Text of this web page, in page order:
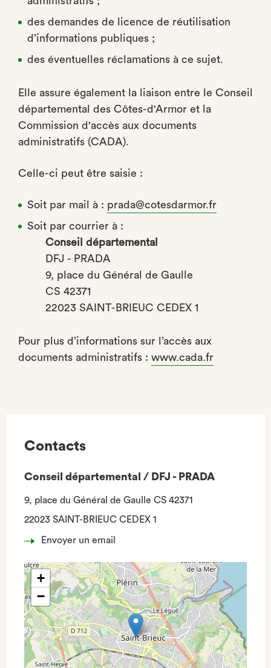
des demandes de licence de réutilisation
d’informations publiques ;
des éventuelles réclamations à ce sujet.
Elle assure également la liaison entre le Conseil
départemental des Côtes-d'Armor et la
Commission d'accès aux documents
administratifs (CADA).
Celle-ci peut être saisie :
Soit par mail à : prada@cotesdarmor.fr
Soit par courrier à :
Conseil départemental
DFJ - PRADA
9, place du Général de Gaulle
CS 42371
22023 SAINT-BRIEUC CEDEX 1
Pour plus d’informations sur l’accès aux
documents administratifs : www.cada.fr
Contacts
Conseil départemental / DFJ - PRADA
9, place du Général de Gaulle CS 42371
22023 SAINT-BRIEUC CEDEX 1
Envoyer un email
+
−